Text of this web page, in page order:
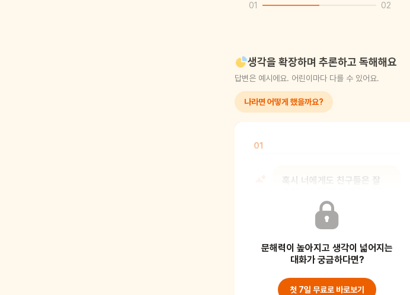
01 02
생각을 확장하며 추론하고 독해해요
답변은 예시에요. 어린이마다 다를 수 있어요.
나라면 어떻게 했을까요?
01
혹시 너에게도 친구들은 잘
능력이 있니?
저는 몸집이 작지만, 그래서 좁은 곳도
잘 통과하고 좁은 곳에 떨어진 물건도 잘
문해력이 높아지고 생각이 넓어지는
대화가 궁금하다면?
첫 7일 무료로 바로보기